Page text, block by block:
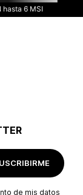
6 MSI
de mis datos